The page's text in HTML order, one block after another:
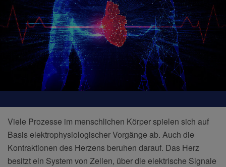
Viele Prozesse im menschlichen Körper spielen sich auf
Basis elektrophysiologischer Vorgänge ab. Auch die
Kontraktionen des Herzens beruhen darauf. Das Herz
besitzt ein System von Zellen, über die elektrische Signale